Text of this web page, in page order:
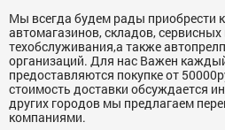
Мы всегда будем рады приобрести
автомагазинов, складов, сервисных
техобслуживания,а также
организаций. Для нас Важен
предоставляются покупке от
стоимость доставки обсуждается
других городов мы предлагаем
компаниями.